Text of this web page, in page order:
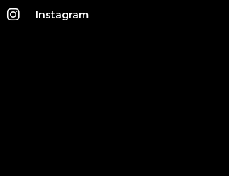
Instagram